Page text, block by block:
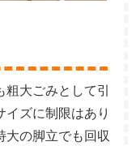
大ごみとして引
ズに制限はあり
大の脚立でも回収